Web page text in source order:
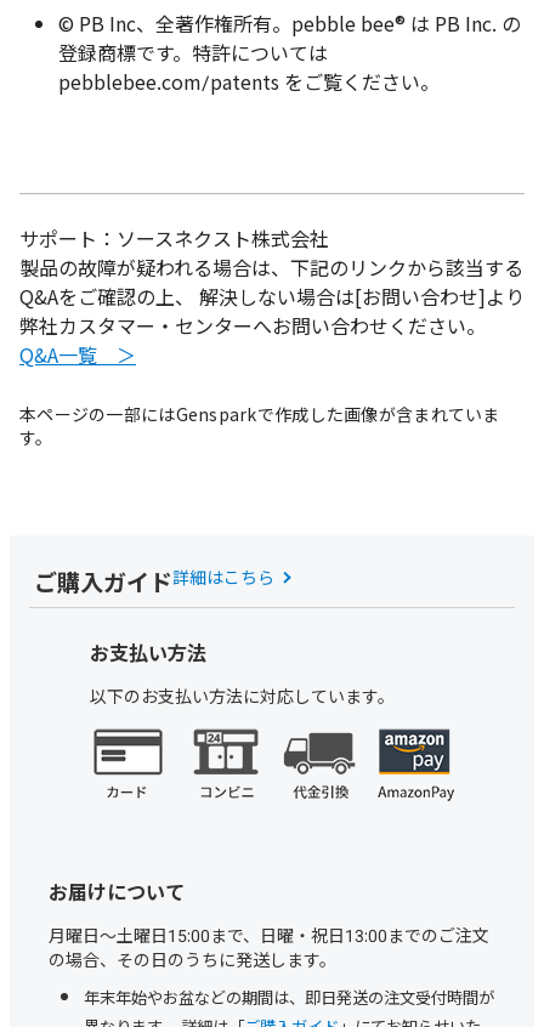
© PB Inc、全著作権所有。pebble bee® は PB Inc. の
登録商標です。特許については
pebblebee.com/patents をご覧ください。
サポート：ソースネクスト株式会社
製品の故障が疑われる場合は、下記のリンクから該当する
Q&Aをご確認の上、 解決しない場合は[お問い合わせ]より
弊社カスタマー・センターへお問い合わせください。
Q&A一覧 ＞
本ページの一部にはGensparkで作成した画像が含まれていま
す。
ご購入ガイド詳細はこちら
お支払い方法
以下のお支払い方法に対応しています。
お届けについて
月曜日～土曜日15:00まで、日曜・祝日13:00までのご注文
の場合、その日のうちに発送します。
年末年始やお盆などの期間は、即日発送の注文受付時間が